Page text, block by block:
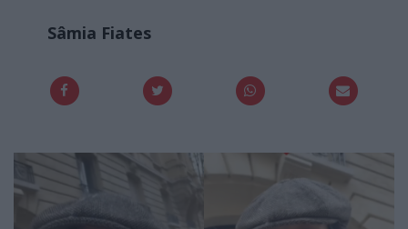
Sâmia Fiates